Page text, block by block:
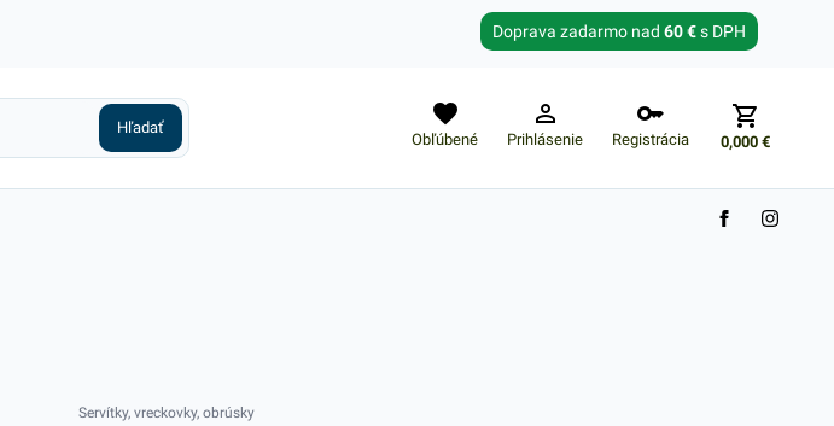
Doprava zadarmo nad 60 €s DPH
Obľúbené Prihlásenie Registrácia 0,000€
Zabudnuté heslo?
Servítky, vreckovky, obrúsky